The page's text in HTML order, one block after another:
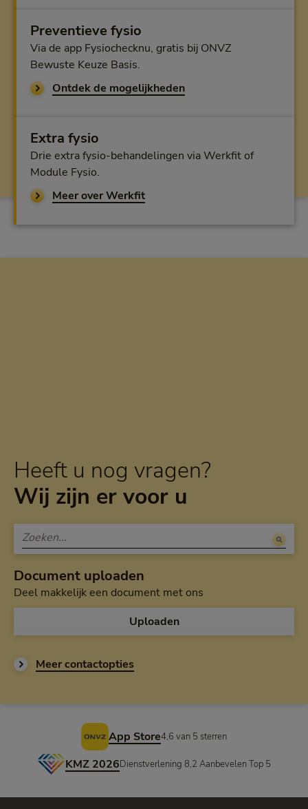
Preventieve fysio
Via de app Fysiochecknu, gratis bij ONVZ
Bewuste Keuze Basis.
Ontdek de mogelijkhedenvan Fysiochecknu
Extra fysio
Drie extra fysio-behandelingen via Werkfit of
Module Fysio.
Meer over Werkfit
Heeft u nog vragen?
Wij zijn er voor u
Document uploaden
Deel makkelijk een document met ons
Uploaden
Meer contactopties
App Store4,6 van 5 sterren
KMZ 2026Dienstverlening 8,2 Aanbevelen Top 5